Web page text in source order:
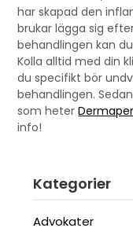
har skapad den
brukar lägga sig
behandlingen kan
Kolla alltid med din
du specifikt bör
behandlingen.
som heter
info!
Kategorier
Advokater